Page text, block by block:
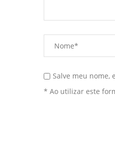
Salve meu nome,
* Ao utilizar este